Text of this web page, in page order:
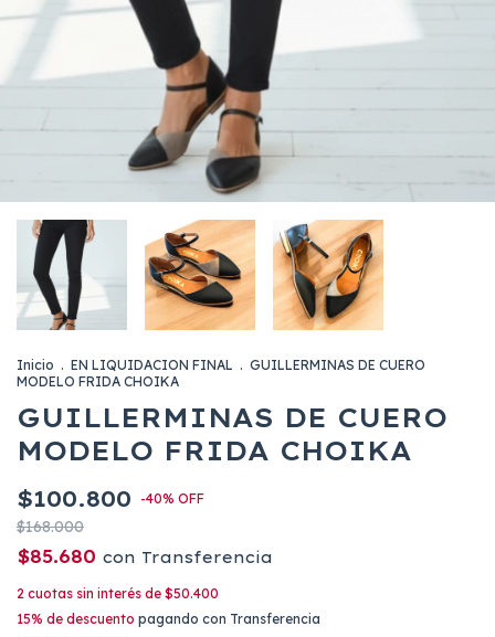
Inicio . EN LIQUIDACION FINAL . GUILLERMINAS DE CUERO
MODELO FRIDA CHOIKA
GUILLERMINAS DE CUERO
MODELO FRIDA CHOIKA
$100.800 -40% OFF
$168.000
$85.680 con Transferencia
2 cuotas sin interés de $50.400
15% de descuento pagando con Transferencia